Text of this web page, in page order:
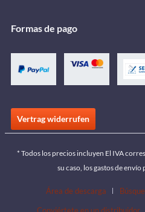
Formas de pago
Vertrag widerrufen
* Todos los precios incluyen El IVA
su caso, los gastos de
Área de descarga